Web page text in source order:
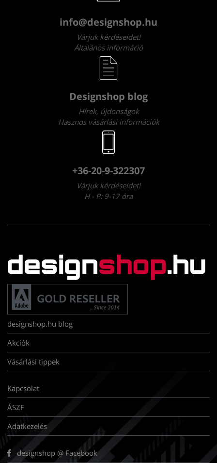
info@designshop.hu
Várjuk kérdéseidet!
Általános információ
Designshop blog
Hírek, újdonságok
Hasznos vásárlási információk
+36-20-9-322307
Várjuk kérdéseidet!
H - P: 9-17 óra
designshop.hu blog
Akciók
Vásárlási tippek
Kapcsolat
ÁSZF
Adatkezelés
designshop @ Facebook